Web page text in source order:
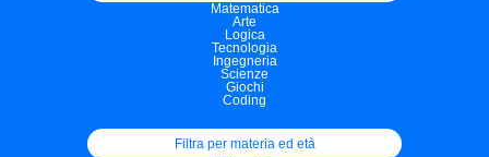
Matematica
Arte
Logica
Tecnologia
Ingegneria
Scienze
Giochi
Coding
Filtra per materia ed età